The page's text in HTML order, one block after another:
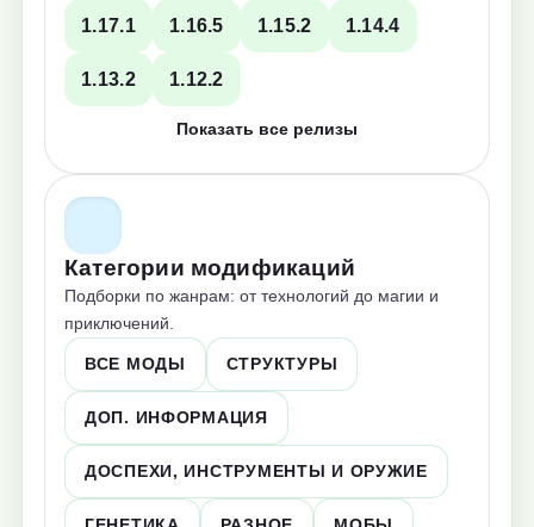
1.17.1 1.16.5 1.15.2 1.14.4
1.13.2 1.12.2
Показать все релизы
Категории модификаций
Подборки по жанрам: от технологий до магии и
приключений.
ВСЕ МОДЫ СТРУКТУРЫ
ДОП. ИНФОРМАЦИЯ
ДОСПЕХИ, ИНСТРУМЕНТЫ И ОРУЖИЕ